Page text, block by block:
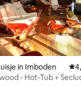
van 4,98 op 5, 48
in Imboden
- Hot-Tub +